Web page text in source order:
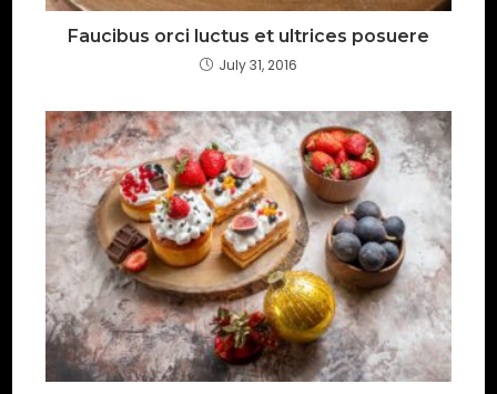
Faucibus orci luctus et ultrices posuere
July 31, 2016